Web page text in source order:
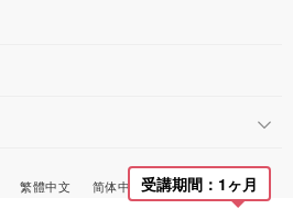
受講期間：1ヶ月
繁體中文 简体中文 한국어